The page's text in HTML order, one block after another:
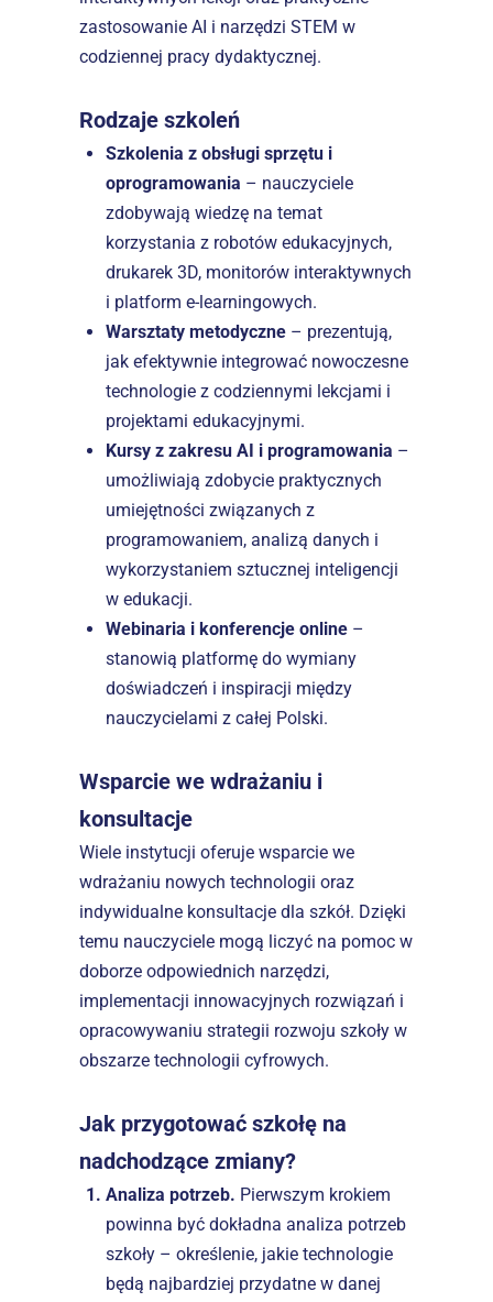
zastosowanie AI i narzędzi STEM w
codziennej pracy dydaktycznej.
Rodzaje szkoleń
Szkolenia z obsługi sprzętu i
oprogramowania – nauczyciele
zdobywają wiedzę na temat
korzystania z robotów edukacyjnych,
drukarek 3D, monitorów interaktywnych
i platform e-learningowych.
Warsztaty metodyczne – prezentują,
jak efektywnie integrować nowoczesne
technologie z codziennymi lekcjami i
projektami edukacyjnymi.
Kursy z zakresu AI i programowania –
umożliwiają zdobycie praktycznych
umiejętności związanych z
programowaniem, analizą danych i
wykorzystaniem sztucznej inteligencji
w edukacji.
Webinaria i konferencje online –
stanowią platformę do wymiany
doświadczeń i inspiracji między
nauczycielami z całej Polski.
Wsparcie we wdrażaniu i
konsultacje
Wiele instytucji oferuje wsparcie we
wdrażaniu nowych technologii oraz
indywidualne konsultacje dla szkół. Dzięki
temu nauczyciele mogą liczyć na pomoc w
doborze odpowiednich narzędzi,
implementacji innowacyjnych rozwiązań i
opracowywaniu strategii rozwoju szkoły w
obszarze technologii cyfrowych.
Jak przygotować szkołę na
nadchodzące zmiany?
Analiza potrzeb. Pierwszym krokiem
powinna być dokładna analiza potrzeb
szkoły – określenie, jakie technologie
będą najbardziej przydatne w danej